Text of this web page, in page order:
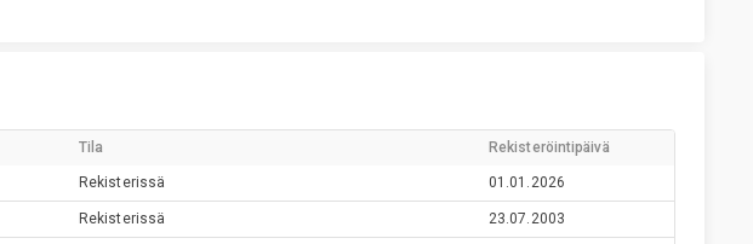
Tila Rekisteröintipäivä
Rekisterissä 01.01.2026
Rekisterissä 23.07.2003